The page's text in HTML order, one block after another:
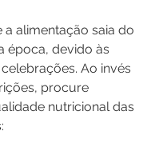
alimentação saia do
época, devido às
Ao invés
procure
nutricional das